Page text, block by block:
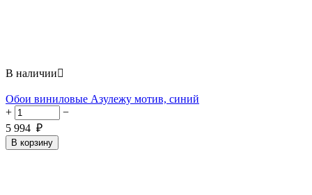
В наличии
Обои виниловые Азулежу мотив, синий
+
−
5 994 ₽
В корзину